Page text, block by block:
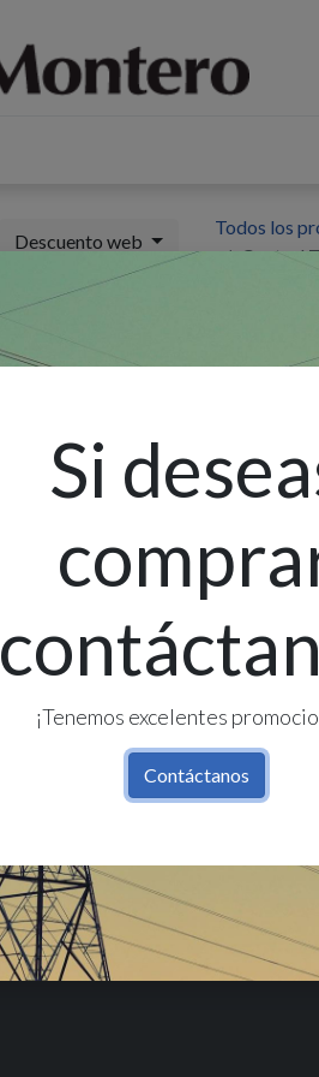
Si
¡Tenemos excelentes
Contáctanos
Descuento web
Todos los
Control